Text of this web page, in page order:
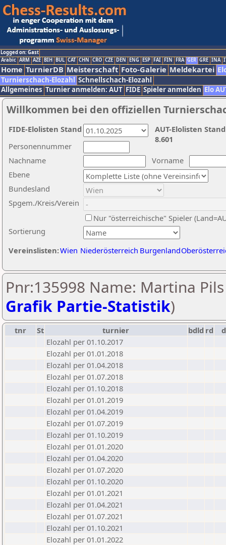
Logged on: Gast
Arabic ARM AZE BIH BUL CAT CHN CRO CZE DEN ENG ESP FAI FIN FRA GER GRE INA
Home TurnierDB Meisterschaft Foto-Galerie Meldekartei
Turnierschach-Elozahl Schnellschach-Elozahl
Allgemeines Turnier anmelden: AUT FIDE Spieler anmelden Elo
Willkommen bei den offiziellen
Nachname
Vorname
Ebene
Sortierung
Personennummer
Bundesland
Spgem./Kreis/Verein
Nur "österreichische" Spieler
Vereinslisten:Wien Niederösterreich Burgenland
AUT-Elolisten
8.601
FIDE-Elolisten Stand
Pnr:135998 Name: Martina
Grafik Partie-Statistik)
tnr St turnier bdld rd
Elozahl per 01.10.2017
Elozahl per 01.01.2018
Elozahl per 01.04.2018
Elozahl per 01.07.2018
Elozahl per 01.10.2018
Elozahl per 01.01.2019
Elozahl per 01.04.2019
Elozahl per 01.07.2019
Elozahl per 01.10.2019
Elozahl per 01.01.2020
Elozahl per 01.04.2020
Elozahl per 01.07.2020
Elozahl per 01.10.2020
Elozahl per 01.01.2021
Elozahl per 01.04.2021
Elozahl per 01.07.2021
Elozahl per 01.10.2021
Elozahl per 01.01.2022